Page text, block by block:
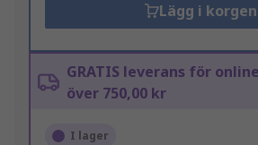
Lägg i korgen
GRATIS leverans för
över 750,00 kr
I lager